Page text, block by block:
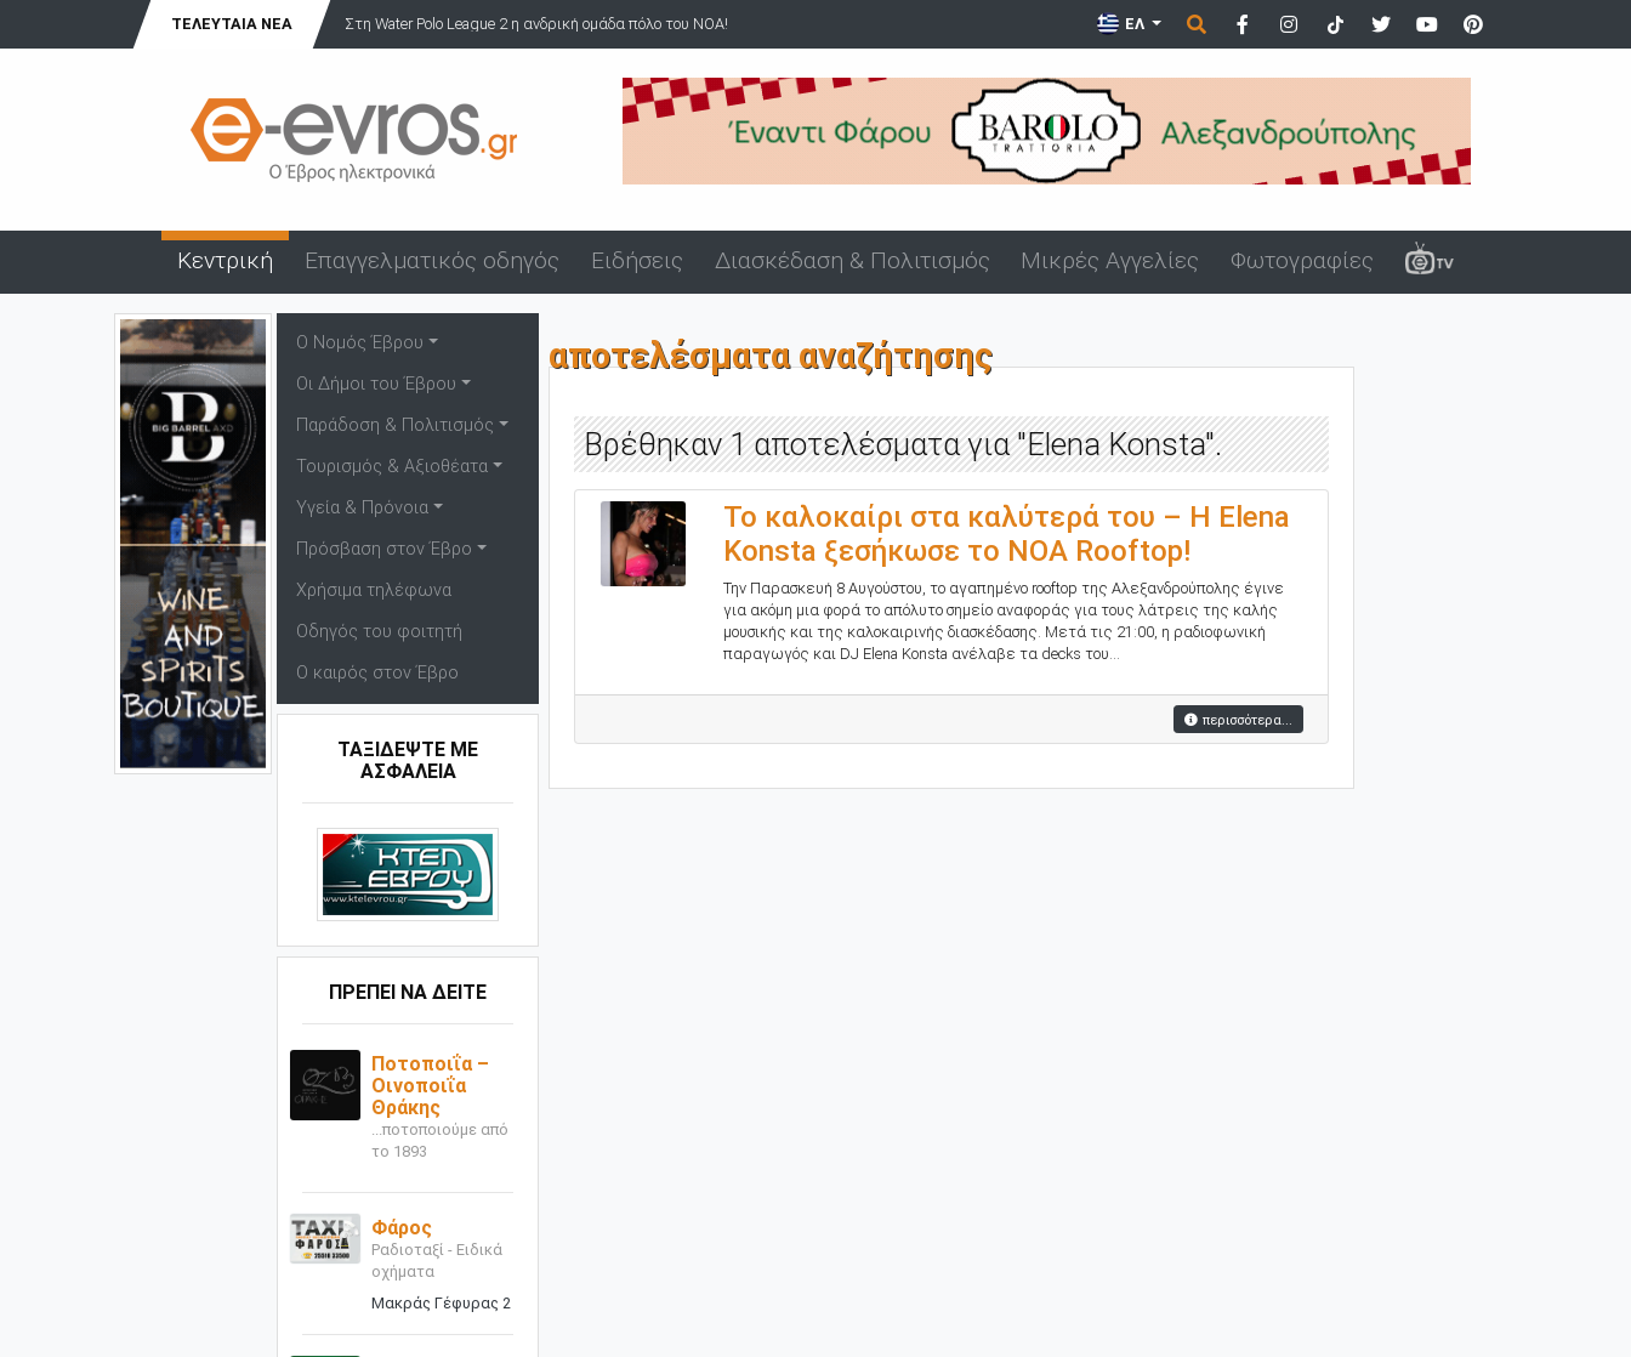
ΤΕΛΕΥΤΑΊΑ ΝΈΑ
Στη Water Polo League 2 η ανδρική ομάδα πόλο του ΝΟΑ! Άνδρας επιδείκνυε τα γεννητικά του όργανα σε ανήλικα στον Άβ...
ΕΛ
Κεντρική Επαγγελματικός οδηγός Ειδήσεις Διασκέδαση & Πολιτισμός Μικρές Αγγελίες Φωτογραφίες
Ο Νομός Έβρου
Οι Δήμοι του Έβρου
Παράδοση & Πολιτισμός
Τουρισμός & Αξιοθέατα
Υγεία & Πρόνοια
Πρόσβαση στον Έβρο
Χρήσιμα τηλέφωνα
Οδηγός του φοιτητή
Ο καιρός στον Έβρο
ΤΑΞΙΔΕΨΤΕ ΜΕ
ΑΣΦΑΛΕΙΑ
ΠΡΕΠΕΙ ΝΑ ΔΕΙΤΕ
Ποτοποιΐα –
Οινοποιΐα
Θράκης
...ποτοποιούμε από
το 1893
Φάρος
Ραδιοταξί - Ειδικά
οχήματα
Μακράς Γέφυρας 2
αποτελέσματα αναζήτησης
Βρέθηκαν 1 αποτελέσματα για "Elena Konsta".
Το καλοκαίρι στα καλύτερά του – Η Elena
Konsta ξεσήκωσε το NOA Rooftop!
Την Παρασκευή 8 Αυγούστου, το αγαπημένο rooftop της Αλεξανδρούπολης έγινε
για ακόμη μια φορά το απόλυτο σημείο αναφοράς για τους λάτρεις της καλής
μουσικής και της καλοκαιρινής διασκέδασης. Μετά τις 21:00, η ραδιοφωνική
παραγωγός και DJ Elena Konsta ανέλαβε τα decks του...
περισσότερα...